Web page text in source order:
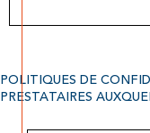
POLITIQUES DE
PRESTATAIRES